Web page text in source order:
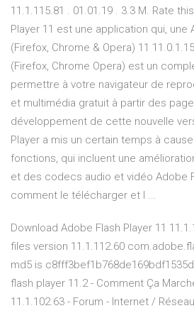
11.1.115.81 . 01.01.19 . 3.3 M. Rate
Player 11 est une application qui, une
(Firefox, Chrome & Opera) 11
(Firefox, Chrome Opera) est un
permettre à votre navigateur de
et multimédia gratuit à partir des
développement de cette nouvelle
Player a mis un certain temps à
fonctions, qui incluent une
et des codecs audio et vidéo Adobe
comment le télécharger et l ...
Download Adobe Flash Player 11
files version 11.1.112.60
md5 is
flash player 11.2 - Comment Ça
11.1.102.63 - Forum - Internet /